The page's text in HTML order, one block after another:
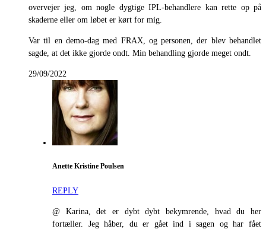
overvejer jeg, om nogle dygtige IPL-behandlere kan rette op på
skaderne eller om løbet er kørt for mig.
Var til en demo-dag med FRAX, og personen, der blev behandlet
sagde, at det ikke gjorde ondt. Min behandling gjorde meget ondt.
29/09/2022
Anette Kristine Poulsen
REPLY
@ Karina, det er dybt dybt bekymrende, hvad du her
fortæller. Jeg håber, du er gået ind i sagen og har fået